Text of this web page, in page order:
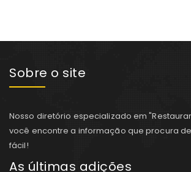
Sobre o site
Nosso diretório especializado em
você encontre a informação que procura
fácil!
As últimas adições